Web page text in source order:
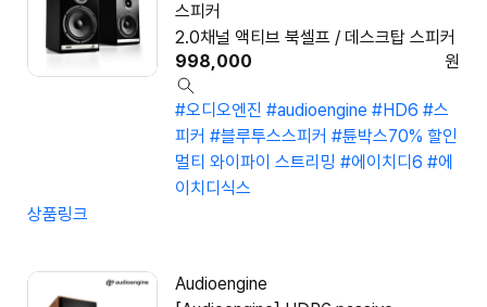
스피커
2.0채널 액티브 북셀프 / 데스크탑 스피커
998,000
원
#오디오엔진 #audioengine #HD6 #스
피커 #블루투스스피커 #튠박스70% 할인
멀티 와이파이 스트리밍 #에이치디6 #에
이치디식스
상품링크
Audioengine